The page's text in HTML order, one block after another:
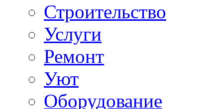
Строительство
Услуги
Ремонт
Уют
Оборудование